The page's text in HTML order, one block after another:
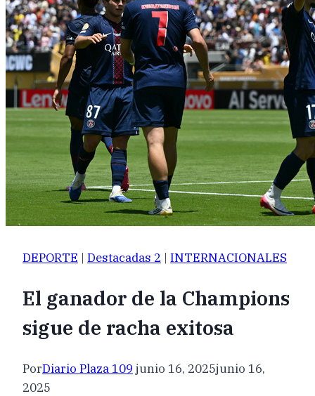
DEPORTE | Destacadas 2 | INTERNACIONALES
El ganador de la Champions
sigue de racha exitosa
PorDiario Plaza 109 junio 16, 2025junio 16,
2025